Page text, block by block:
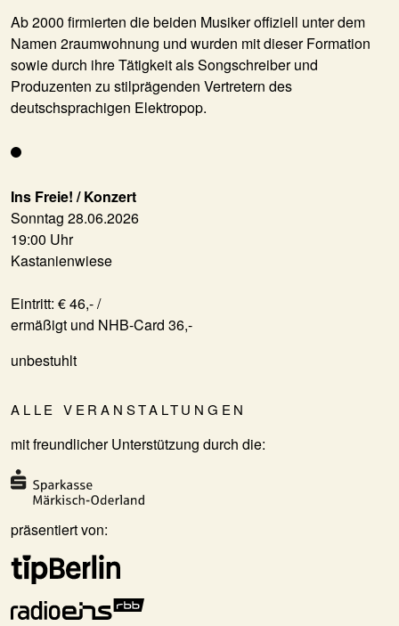
Ins Freie! / Konzert
Sonntag 28.06.2026
19:00 Uhr
Kastanienwiese
Eintritt: € 46,- /
ermäßigt und NHB-Card 36,-
unbestuhlt
ALLE VERANSTALTUNGEN
mit freundlicher Unterstützung durch die:
präsentiert von:
Ab 2000 firmierten die beiden Musiker offiziell unter dem
Namen 2raumwohnung und wurden mit dieser Formation
sowie durch ihre Tätigkeit als Songschreiber und
Produzenten zu stilprägenden Vertretern des
deutschsprachigen Elektropop.